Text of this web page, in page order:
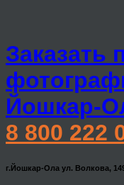
Заказать
Йошкар-
8 800 222
г.Йошкар-Ола ул. Волкова,